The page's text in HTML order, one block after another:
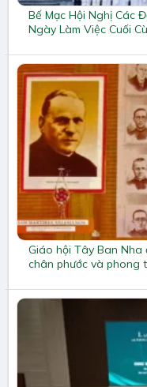
Bế Mạc Hội Nghị Các
Ngày Làm Việc Cuối
Giáo hội Tây Ban Nha
chân phước và phong